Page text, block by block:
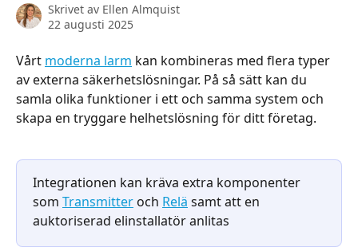
Skrivet av Ellen Almquist
22 augusti 2025
Vårt moderna larm kan kombineras med flera typer
av externa säkerhetslösningar. På så sätt kan du
samla olika funktioner i ett och samma system och
skapa en tryggare helhetslösning för ditt företag.
Integrationen kan kräva extra komponenter
som Transmitter och Relä samt att en
auktoriserad elinstallatör anlitas